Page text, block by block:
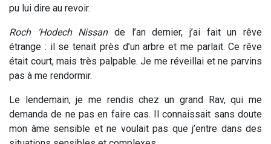
pu lui dire au revoir.
Roch ‘Hodech Nissande l’an dernier, j’ai fait un rêve
étrange : il se tenait près d’un arbre et me parlait. Ce rêve
était court, mais très palpable. Je me réveillai et ne parvins
pas à me rendormir.
Le lendemain, je me rendis chez un grand Rav, qui me
demanda de ne pas en faire cas. Il connaissait sans doute
mon âme sensible et ne voulait pas que j’entre dans des